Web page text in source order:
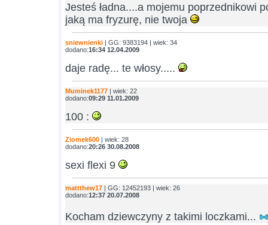
Jesteś ładna....a mojemu poprzednikowi
jaką ma fryzurę, nie twoja
sniewnienki | GG: 9383194 | wiek: 34
dodano:16:34 12.04.2009
daje radę... te włosy.....
Muminek1177 | wiek: 22
dodano:09:29 11.01.2009
100 :
Ziomek600 | wiek: 28
dodano:20:26 30.08.2008
sexi flexi 9
mattthew17 | GG: 12452193 | wiek: 26
dodano:12:37 20.07.2008
Kocham dziewczyny z takimi loczkami...